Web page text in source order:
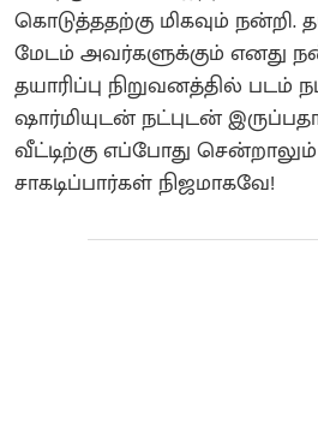
கொடுத்ததற்கு மிகவும் நன்றி.
மேடம் அவர்களுக்கும் எனது
தயாரிப்பு நிறுவனத்தில் படம்
ஷார்மியுடன் நட்புடன்
வீட்டிற்கு எப்போது
சாகடிப்பார்கள் நிஜமாகவே!